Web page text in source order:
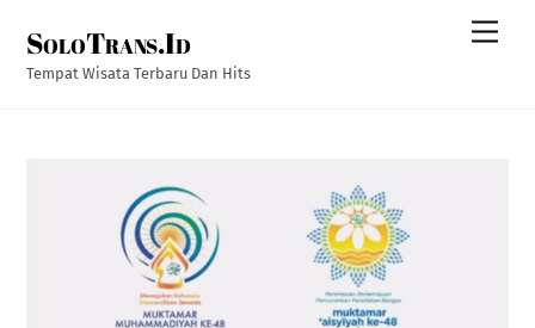
content
SoloTrans.Id
Tempat Wisata Terbaru Dan Hits